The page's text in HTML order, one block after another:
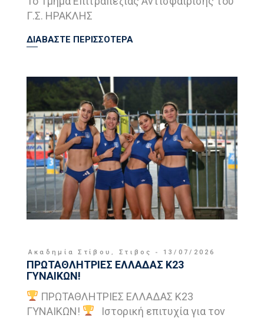
Γ.Σ. ΗΡΑΚΛΗΣ
ΔΙΑΒΑΣΤΕ ΠΕΡΙΣΣΟΤΕΡΑ
Ακαδημία Στίβου , Στιβος 13/07/2026
ΠΡΩΤΑΘΛΗΤΡΙΕΣ ΕΛΛΑΔΑΣ Κ23
ΓΥΝΑΙΚΩΝ!
ΠΡΩΤΑΘΛΗΤΡΙΕΣ ΕΛΛΑΔΑΣ Κ23
ΓΥΝΑΙΚΩΝ!
Ιστορική επιτυχία για τον